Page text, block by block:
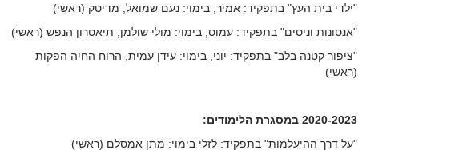
"ילדי בית העץ" בתפקיד: אמיר, בימוי: נעם שמואל, מדיטק (ראשי)
"אנסונות וניסים" בתפקיד: עמוס, בימוי: מולי שולמן, תיאטרון הנפש (ראשי)
"ציפור קטנה בלב" בתפקיד: יוני, בימוי: עידן עמית, הרוח החיה הפקות
(ראשי)
2020-2023 במסגרת הלימודים:
"על דרך ההיעלמות" בתפקיד: לזלי בימוי: מתן אמסלם (ראשי)